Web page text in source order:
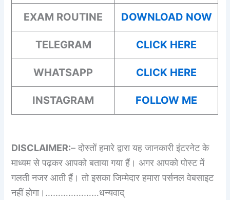
EXAM ROUTINE DOWNLOAD NOW
TELEGRAM CLICK HERE
WHATSAPP CLICK HERE
INSTAGRAM FOLLOW ME
DISCLAIMER:– दोस्तों हमारे द्वारा यह जानकारी इंटरनेट के
माध्यम से पढ़कर आपको बताया गया हैं। अगर आपको पोस्ट में
गलती नजर आती हैं। तो इसका जिम्मेदार हमारा पर्सनल वेबसाइट
नहीं होगा।…………………धन्यवाद्